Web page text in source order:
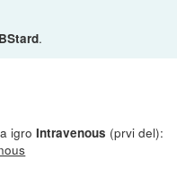
BStard.
igroIntravenous (prvi del):